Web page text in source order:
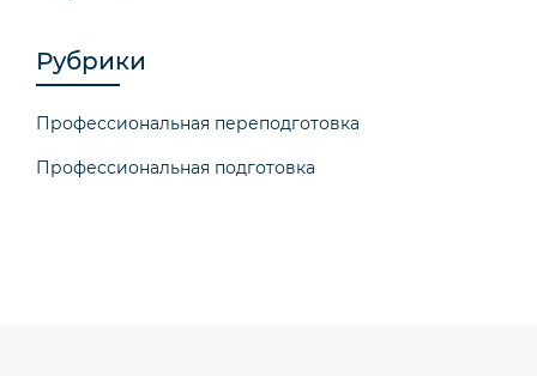
Рубрики
Профессиональная переподготовка
Профессиональная подготовка